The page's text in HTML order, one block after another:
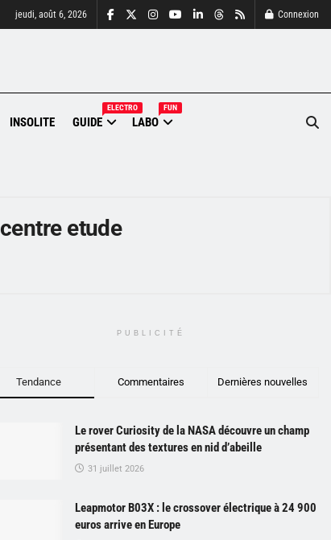
jeudi, août 6, 2026 Connexion
INSOLITE GUIDE
ELECTRO
LABO
FUN
centre etude
PUBLICITÉ
Tendance Commentaires Dernières nouvelles
Le rover Curiosity de la NASA découvre un champ
présentant des textures en nid d’abeille
31 juillet 2026
Leapmotor B03X : le crossover électrique à 24 900
euros arrive en Europe